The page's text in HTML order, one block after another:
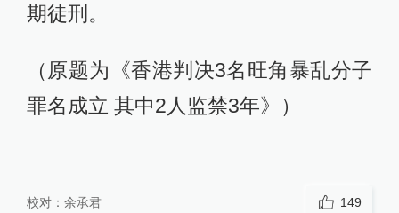
期徒刑。
（原题为《香港判决3名旺角暴乱分子
罪名成立 其中2人监禁3年》）
校对： 余承君 149